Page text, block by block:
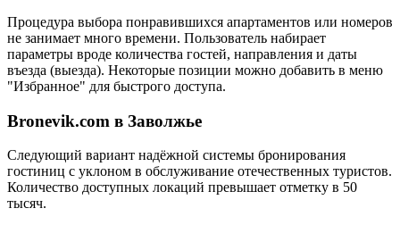
Процедура выбора понравившихся апартаментов или номеров
не занимает много времени. Пользователь набирает
параметры вроде количества гостей, направления и даты
въезда (выезда). Некоторые позиции можно добавить в меню
"Избранное" для быстрого доступа.
Bronevik.com в Заволжье
Следующий вариант надёжной системы бронирования
гостиниц с уклоном в обслуживание отечественных туристов.
Количество доступных локаций превышает отметку в 50
тысяч.